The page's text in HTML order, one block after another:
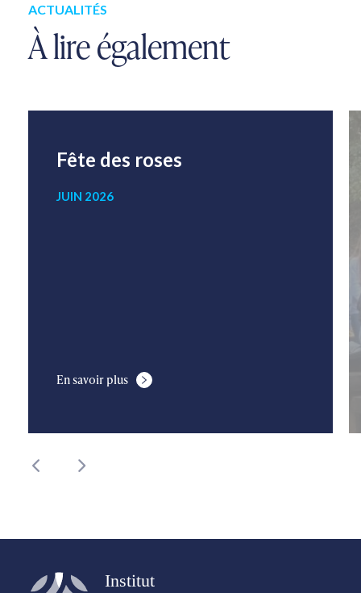
ACTUALITÉS
À lire également
Fête des roses
JUIN 2026
En savoir plus